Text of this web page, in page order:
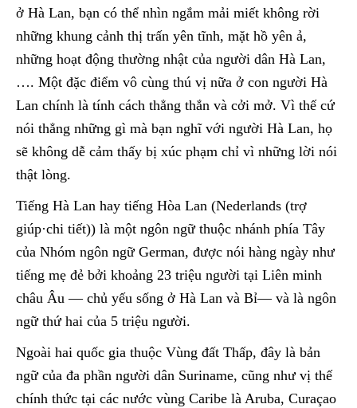
ở Hà Lan, bạn có thể nhìn ngắm mải miết không rời
những khung cảnh thị trấn yên tĩnh, mặt hồ yên ả,
những hoạt động thường nhật của người dân Hà Lan,
…. Một đặc điểm vô cùng thú vị nữa ở con người Hà
Lan chính là tính cách thẳng thắn và cởi mở. Vì thế cứ
nói thẳng những gì mà bạn nghĩ với người Hà Lan, họ
sẽ không dễ cảm thấy bị xúc phạm chỉ vì những lời nói
thật lòng.
Tiếng Hà Lan hay tiếng Hòa Lan (Nederlands (trợ
giúp·chi tiết)) là một ngôn ngữ thuộc nhánh phía Tây
của Nhóm ngôn ngữ German, được nói hàng ngày như
tiếng mẹ đẻ bởi khoảng 23 triệu người tại Liên minh
châu Âu — chủ yếu sống ở Hà Lan và Bỉ— và là ngôn
ngữ thứ hai của 5 triệu người.
Ngoài hai quốc gia thuộc Vùng đất Thấp, đây là bản
ngữ của đa phần người dân Suriname, cũng như vị thế
chính thức tại các nước vùng Caribe là Aruba, Curaçao